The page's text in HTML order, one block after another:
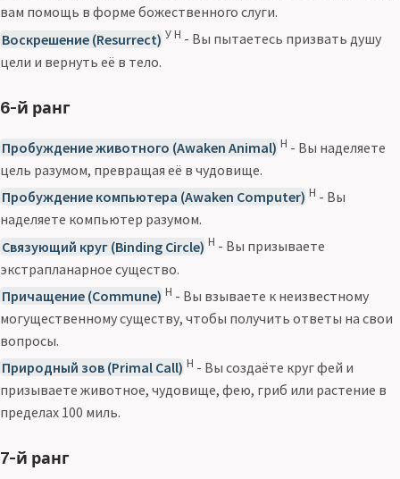
вам помощь в форме божественного слуги.
Воскрешение (Resurrect) У Н - Вы пытаетесь призвать душу
цели и вернуть её в тело.
6-й ранг
Пробуждение животного (Awaken Animal) Н - Вы наделяете
цель разумом, превращая её в чудовище.
Пробуждение компьютера (Awaken Computer) Н - Вы
наделяете компьютер разумом.
Связующий круг (Binding Circle) Н - Вы призываете
экстрапланарное существо.
Причащение (Commune) Н - Вы взываете к неизвестному
могущественному существу, чтобы получить ответы на свои
вопросы.
Природный зов (Primal Call) Н - Вы создаёте круг фей и
призываете животное, чудовище, фею, гриб или растение в
пределах 100 миль.
7-й ранг